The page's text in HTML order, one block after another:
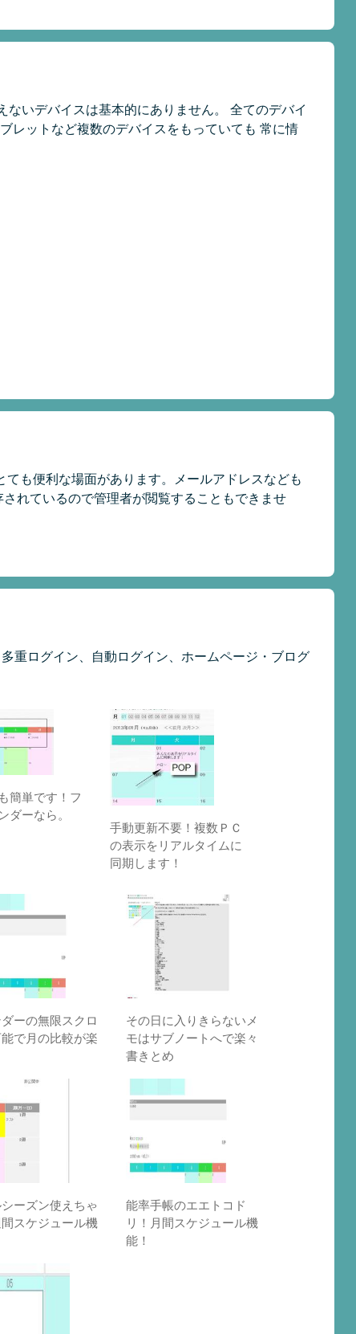
いデバイスは基本的にありません。 全てのデバイ
レットなど複数のデバイスをもっていても 常に情
も便利な場面があります。メールアドレスなども
れているので管理者が閲覧することもできませ
重ログイン、自動ログイン、ホームページ・ブログ
簡単です！フ
ダーなら。
手動更新不要！複数ＰＣ
の表示をリアルタイムに
同期します！
ーの無限スクロ
で月の比較が楽
その日に入りきらないメ
モはサブノートへで楽々
書きとめ
ーズン使えちゃ
間スケジュール機
能率手帳のエエトコド
リ！月間スケジュール機
能！